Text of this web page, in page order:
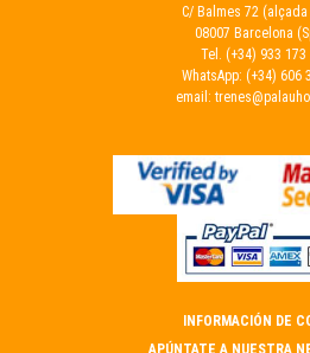
C/ Balmes 72 (alçada
08007 Barcelona
Tel. (+34) 933 173
WhatsApp: (+34) 606
email:
INFORMACIÓN DE
APÚNTATE A NUESTRA